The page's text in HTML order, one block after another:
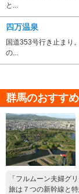
と...
四万温泉
国道353号行き止まり
の...
群馬のおすす
「フルムーン夫婦グ
旅は７つの新幹線と特